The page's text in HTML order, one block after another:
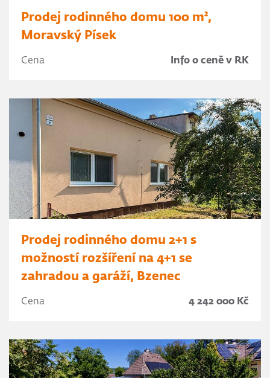
Prodej rodinného domu 100 m²,
Moravský Písek
Cena Info o ceně v RK
Prodej rodinného domu 2+1 s
možností rozšíření na 4+1 se
zahradou a garáží, Bzenec
Cena 4 242 000 Kč